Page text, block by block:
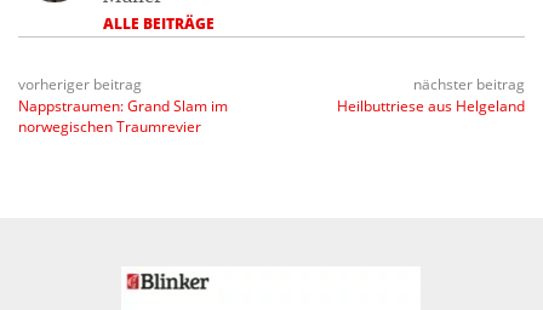
ALLE BEITRÄGE
vorheriger beitrag
Nappstraumen: Grand Slam im
norwegischen Traumrevier
nächster beitrag
Heilbuttriese aus Helgeland